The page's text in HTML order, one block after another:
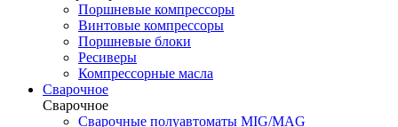
Поршневые компрессоры
Винтовые компрессоры
Поршневые блоки
Ресиверы
Компрессорные масла
Сварочное
Сварочное
Сварочные полуавтоматы MIG/MAG